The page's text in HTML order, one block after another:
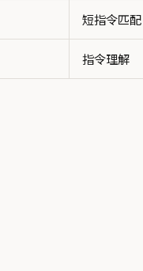
短指令匹配
指令理解